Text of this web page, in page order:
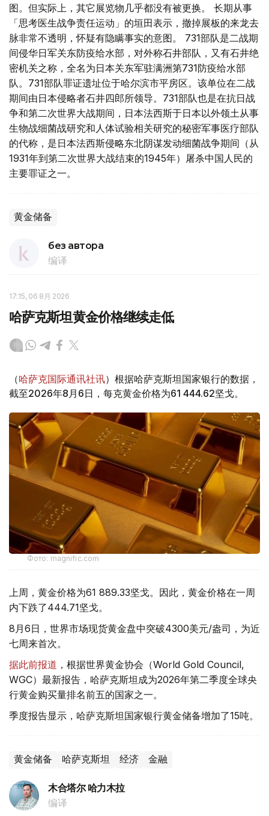
图。但实际上，其它展览物几乎都没有被更换。 长期从事
「思考医生战争责任运动」的垣田表示，撤掉展板的来龙去
脉非常不透明，怀疑有隐瞒事实的意图。 731部队是二战期
间侵华日军关东防疫给水部，对外称石井部队，又有石井绝
密机关之称，全名为日本关东军驻满洲第731防疫给水部
队。731部队罪证遗址位于哈尔滨市平房区。该单位在二战
期间由日本侵略者石井四郎所领导。731部队也是在抗日战
争和第二次世界大战期间，日本法西斯于日本以外领土从事
生物战细菌战研究和人体试验相关研究的秘密军事医疗部队
的代称，是日本法西斯侵略东北阴谋发动细菌战争期间（从
1931年到第二次世界大战结束的1945年）屠杀中国人民的
主要罪证之一。
黄金储备
без автора
编译
17:15, 06 8月 2026
哈萨克斯坦黄金价格继续走低
（哈萨克国际通讯社讯）根据哈萨克斯坦国家银行的数据，
截至2026年8月6日，每克黄金价格为61 444.62坚戈。
Фото: magnific.com
上周，黄金价格为61 889.33坚戈。因此，黄金价格在一周
内下跌了444.71坚戈。
8月6日，世界市场现货黄金盘中突破4300美元/盎司，为近
七周来首次。
据此前报道 ，根据世界黄金协会（World Gold Council,
WGC）最新报告，哈萨克斯坦成为2026年第二季度全球央
行黄金购买量排名前五的国家之一。
季度报告显示，哈萨克斯坦国家银行黄金储备增加了15吨。
黄金储备 哈萨克斯坦 经济 金融
木合塔尔 哈力木拉
编译